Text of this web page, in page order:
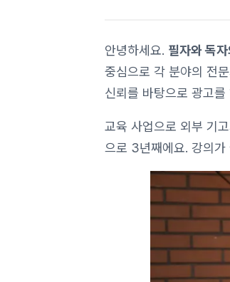
안녕하세요. 필자와 독
중심으로 각 분야의 전
신뢰를 바탕으로 광고
교육 사업으로 외부 기
으로 3년째에요. 강의가